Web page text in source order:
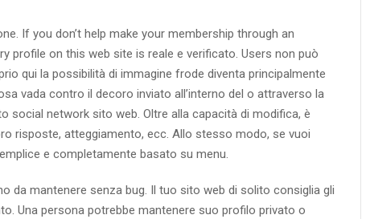
If you don’t help make your membership through an
profile on this web site is reale e verificato. Users non può
qui la possibilità di immagine frode diventa principalmente
vada contro il decoro inviato all’interno del o attraverso la
network sito web. Oltre alla capacità di modifica, è
risposte, atteggiamento, ecc. Allo stesso modo, se vuoi
e completamente basato su menu.
da mantenere senza bug. Il tuo sito web di solito consiglia gli
Una persona potrebbe mantenere suo profilo privato o